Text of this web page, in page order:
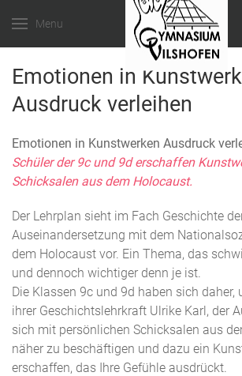
Menu
Emotionen in
Ausdruck verleihen
Emotionen in Kunstwerken Ausdruck
Schüler der 9c und 9d erschaffen
Schicksalen aus dem Holocaust.
Der Lehrplan sieht im Fach Geschichte
Auseinandersetzung mit dem
dem Holocaust vor. Ein Thema, das
und dennoch wichtiger denn je ist.
Die Klassen 9c und 9d haben sich daher,
ihrer Geschichtslehrkraft Ulrike Karl, der
sich mit persönlichen Schicksalen aus
näher zu beschäftigen und dazu ein
erschaffen, das Ihre Gefühle ausdrückt.